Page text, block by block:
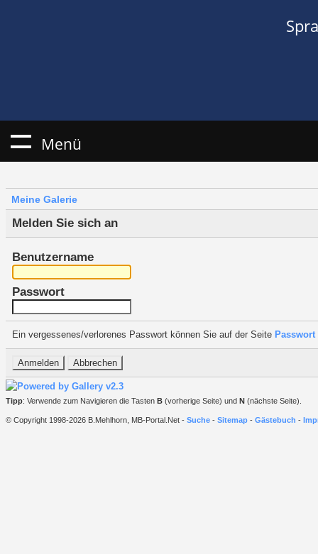
Menü
Meine Galerie
Melden Sie sich an
Benutzername
Passwort
Ein vergessenes/verlorenes Passwort können Sie auf der Seite
Tipp: Verwende zum Navigieren die Tasten B (vorherige Seite) und N (nächste Seite).
© Copyright 1998-2026 B.Mehlhorn, MB-Portal.Net - Suche - Sitemap - Gästebuch -